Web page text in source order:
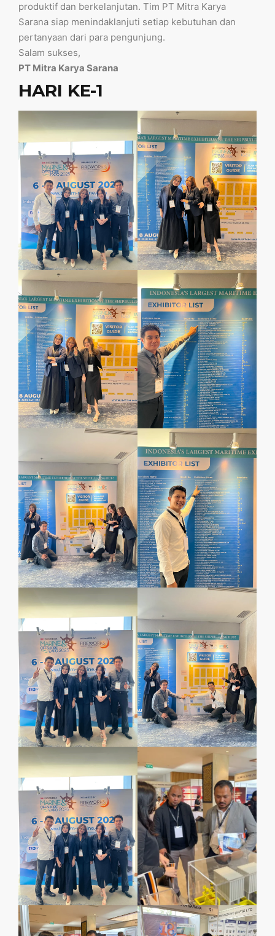
produktif dan berkelanjutan. Tim PT Mitra Karya
Sarana siap menindaklanjuti setiap kebutuhan dan
pertanyaan dari para pengunjung.
Salam sukses,
PT Mitra Karya Sarana
HARI KE-1